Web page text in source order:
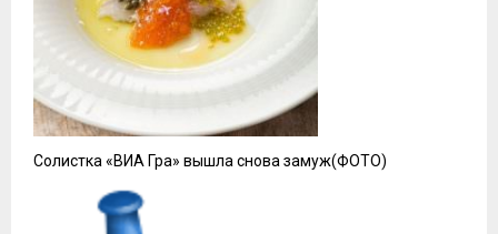
Солистка «ВИА Гра» вышла снова замуж(ФОТО)